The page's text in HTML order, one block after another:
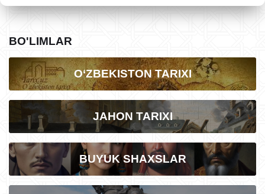
BO'LIMLAR
O‘ZBEKISTON TARIXI
JAHON TARIXI
BUYUK SHAXSLAR